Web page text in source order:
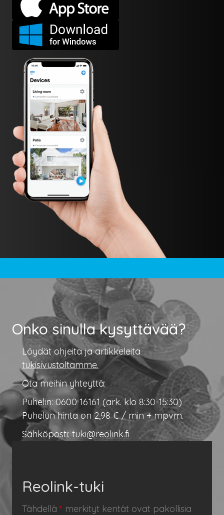
Onko sinulla kysyttävää?
Löydät ohjeita ja artikkeleita
tukisivustoltamme.
Ota meihin yhteyttä:
Puhelin: 0600 16161 (ark. klo 8:30-15:30)
Puhelun hinta on 2,98 € / min + mpvm.
Sähköposti: tuki@reolink.fi
Reolink-tuki
Tähdellä * merkityt kentät ovat pakollisia